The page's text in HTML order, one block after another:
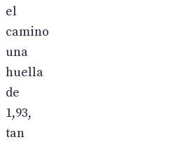
el
camino
una
huella
de
1,93,
tan